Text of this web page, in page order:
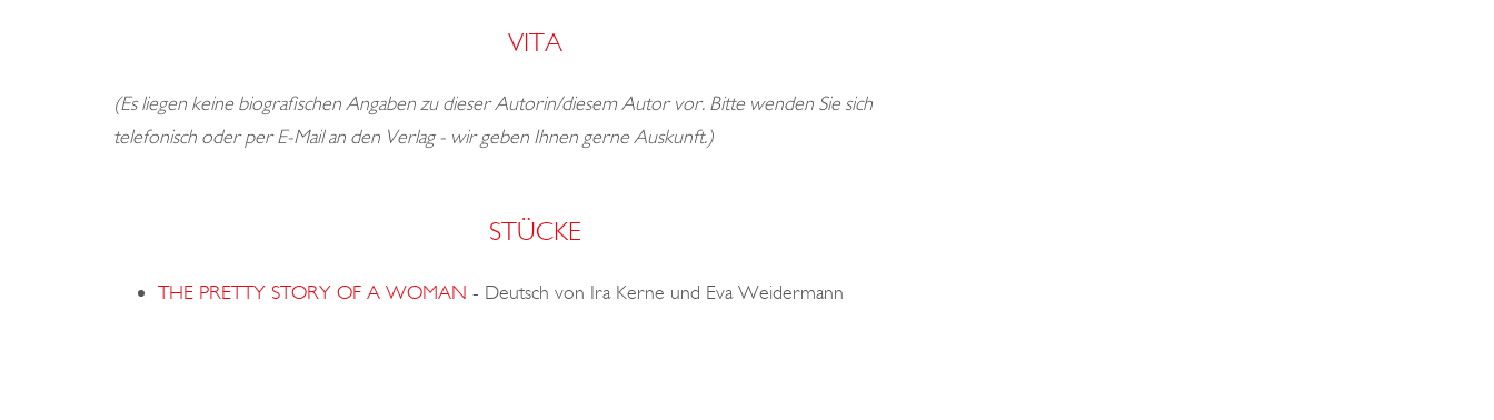
VITA
(Es liegen keine biografischen Angaben zu dieser Autorin/diesem Autor vor. Bitte wenden Sie sich
telefonisch oder per E-Mail an den Verlag - wir geben Ihnen gerne Auskunft.)
STÜCKE
THE PRETTY STORY OF A WOMAN - Deutsch von Ira Kerne und Eva Weidermann